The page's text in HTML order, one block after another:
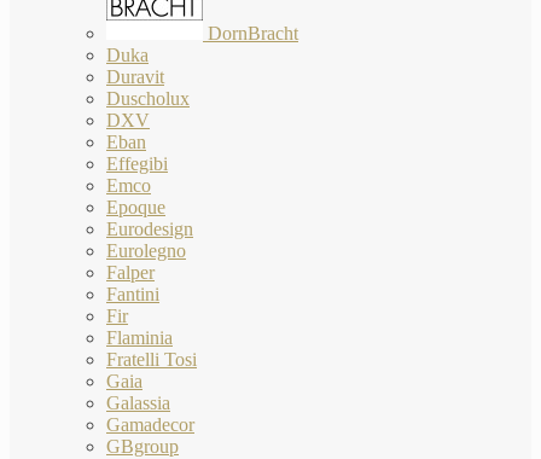
DornBracht
Duka
Duravit
Duscholux
DXV
Eban
Effegibi
Emco
Epoque
Eurodesign
Eurolegno
Falper
Fantini
Fir
Flaminia
Fratelli Tosi
Gaia
Galassia
Gamadecor
GBgroup